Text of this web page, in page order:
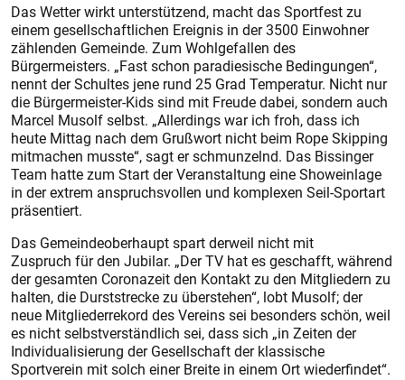
Das Wetter wirkt unterstützend, macht das Sportfest zu
einem gesellschaftlichen Ereignis in der 3500 Einwohner
zählenden Gemeinde. Zum Wohlgefallen des
Bürgermeisters. „Fast schon paradiesische Bedingungen“,
nennt der Schultes jene rund 25 Grad Temperatur. Nicht nur
die Bürgermeister-Kids sind mit Freude dabei, sondern auch
Marcel Musolf selbst. „Allerdings war ich froh, dass ich
heute Mittag nach dem Grußwort nicht beim Rope Skipping
mitmachen musste“, sagt er schmunzelnd. Das Bissinger
Team hatte zum Start der Veranstaltung eine Showeinlage
in der extrem anspruchsvollen und komplexen Seil-Sportart
präsentiert.
Das Gemeindeoberhaupt spart derweil nicht mit
Zuspruch für den Jubilar. „Der TV hat es geschafft, während
der gesamten Coronazeit den Kontakt zu den Mitgliedern zu
halten, die Durststrecke zu überstehen“, lobt Musolf; der
neue Mitgliederrekord des Vereins sei besonders schön, weil
es nicht selbstverständlich sei, dass sich „in Zeiten der
Individualisierung der Gesellschaft der klassische
Sportverein mit solch einer Breite in einem Ort wiederfindet“.